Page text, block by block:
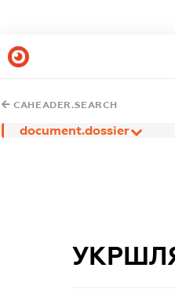
CAHEADER.SEARCH
document.dossier